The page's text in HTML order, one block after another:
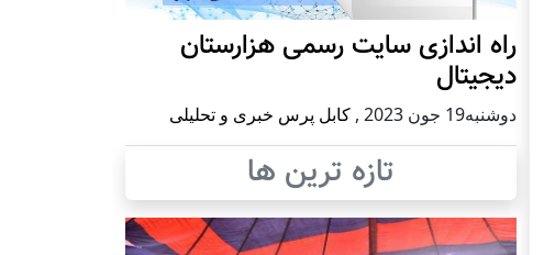
راه اندازی سایت رسمی هزارستان
دیجیتال
دوشنبه19 جون 2023 , کابل پرس خبری و تحلیلی
تازه ترین ها